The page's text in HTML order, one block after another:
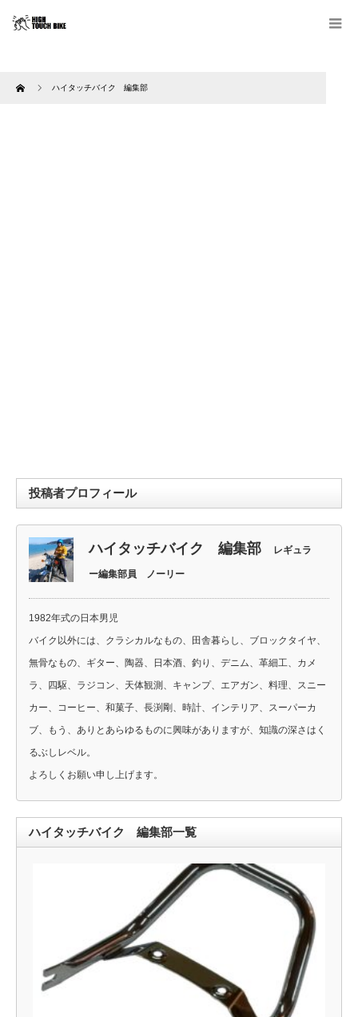
Home ハイタッチバイク 編集部
投稿者プロフィール
ハイタッチバイク 編集部 レギュラ
ー編集部員 ノーリー
1982年式の日本男児
バイク以外には、クラシカルなもの、田舎暮らし、ブロックタイヤ、
無骨なもの、ギター、陶器、日本酒、釣り、デニム、革細工、カメ
ラ、四駆、ラジコン、天体観測、キャンプ、エアガン、料理、スニー
カー、コーヒー、和菓子、長渕剛、時計、インテリア、スーパーカ
ブ、もう、ありとあらゆるものに興味がありますが、知識の深さはく
るぶしレベル。
よろしくお願い申し上げます。
ハイタッチバイク 編集部一覧